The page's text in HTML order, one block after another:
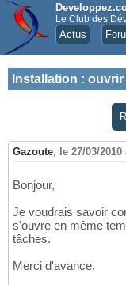
Le Club des
Actus
Installation : ouvrir
Gazoute, le 27/03/2010
Bonjour,
Je voudrais savoir
s'ouvre en même
tâches.
Merci d'avance.